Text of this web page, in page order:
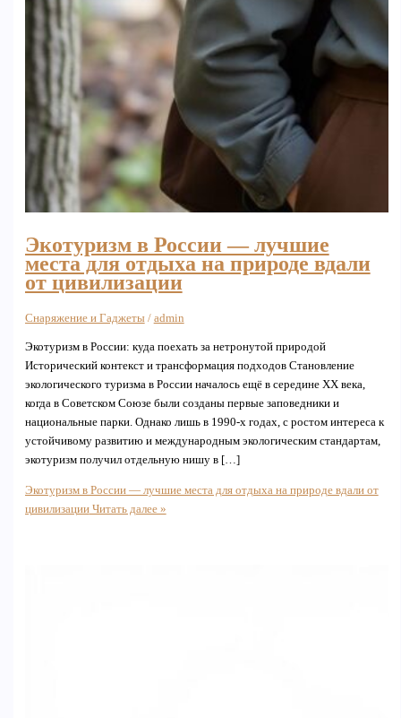
Экотуризм в России — лучшие
места для отдыха на природе вдали
от цивилизации
Снаряжение и Гаджеты/ admin
Экотуризм в России: куда поехать за нетронутой природой
Исторический контекст и трансформация подходов Становление
экологического туризма в России началось ещё в середине XX века,
когда в Советском Союзе были созданы первые заповедники и
национальные парки. Однако лишь в 1990-х годах, с ростом интереса к
устойчивому развитию и международным экологическим стандартам,
экотуризм получил отдельную нишу в […]
Экотуризм в России — лучшие места для отдыха на природе вдали от
цивилизацииЧитать далее »